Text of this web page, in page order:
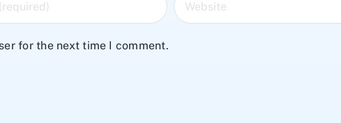
for the next time I comment.